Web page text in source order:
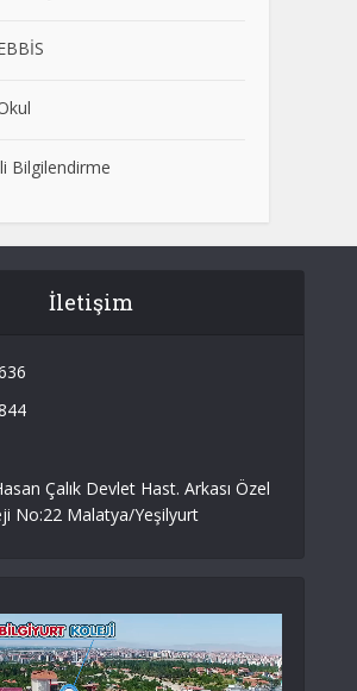
Bilgilendirme
İletişim
Çalık Devlet Hast. Arkası Özel
No:22 Malatya/Yeşilyurt